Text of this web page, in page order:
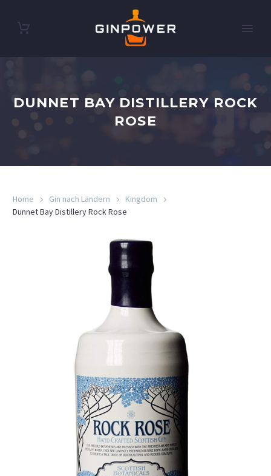
DUNNET BAY DISTILLERY ROCK
ROSE
Home Gin nach Ländern
Kingdom
Dunnet Bay Distillery Rock Rose